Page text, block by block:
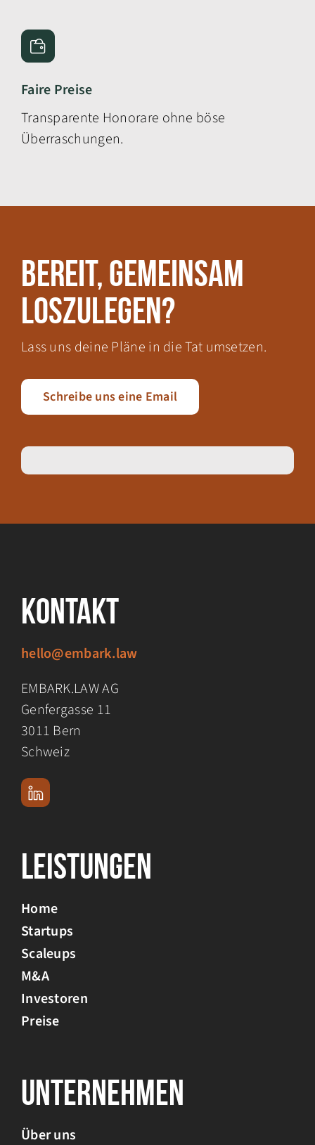
Faire Preise
Transparente Honorare ohne böse
Überraschungen.
Bereit, gemeinsam
loszulegen?
Lass uns deine Pläne in die Tat umsetzen.
Schreibe uns eine Email
Kontakt
hello@embark.law
EMBARK.LAW AG
Genfergasse 11
3011 Bern
Schweiz
Leistungen
Home
Startups
Scaleups
M&A
Investoren
Preise
Unternehmen
Über uns